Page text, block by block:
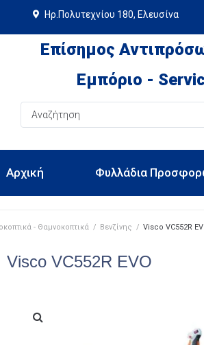
Ηρ.Πολυτεχνίου 180, Ελευσίνα
Επίσημος
Εμπόριο -
Αρχική Φυλλάδια
- Θαμνοκοπτικά / Βενζίνης / Visco VC552R
Visco VC552R EVO